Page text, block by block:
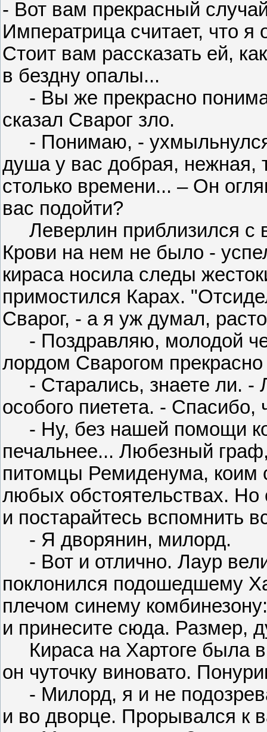
- Вот вам прекрасный
Императрица считает, что я
Стоит вам рассказать ей,
в бездну опалы...
- Вы же прекрасно
сказал Сварог зло.
- Понимаю, - ухмыльнулся
душа у вас добрая, нежная,
столько времени... – Он
вас подойти?
Леверлин приблизился с
Крови на нем не было -
кираса носила следы
примостился Карах.
Сварог, - а я уж думал,
- Поздравляю, молодой
лордом Сварогом
- Старались, знаете ли. -
особого пиетета. -
- Ну, без нашей помощи
печальнее... Любезный
питомцы Ремиденума, коим
любых обстоятельствах.
и постарайтесь вспомнить
- Я дворянин, милорд.
- Вот и отлично. Лаур
поклонился подошедшему
плечом синему
и принесите сюда. Размер,
Кираса на Хартоге была
он чуточку виновато.
- Милорд, я и не
и во дворце. Прорывался к